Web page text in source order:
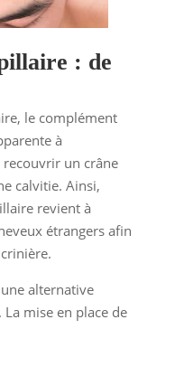
: de
le complément
à
un crâne
calvitie. Ainsi,
revient à
étrangers afin
alternative
mise en place de